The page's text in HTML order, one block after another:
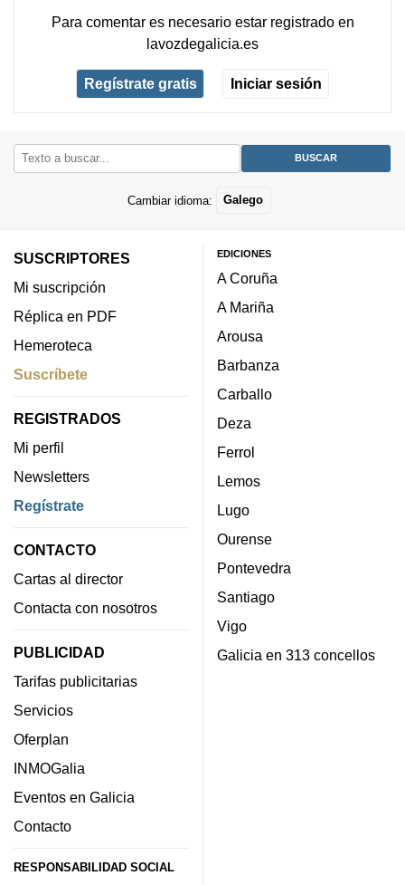
Para comentar es necesario estar registradoen
lavozdegalicia.es
Regístrate gratis Iniciar sesión
Cambiar idioma: Galego
SUSCRIPTORES
Mi suscripción
Réplica en PDF
Hemeroteca
Suscríbete
REGISTRADOS
Mi perfil
Newsletters
Regístrate
CONTACTO
Cartas al director
Contacta con nosotros
PUBLICIDAD
Tarifas publicitarias
Servicios
Oferplan
INMOGalia
Eventos en Galicia
Contacto
RESPONSABILIDAD SOCIAL
EDICIONES
A Coruña
A Mariña
Arousa
Barbanza
Carballo
Deza
Ferrol
Lemos
Lugo
Ourense
Pontevedra
Santiago
Vigo
Galicia en 313 concellos